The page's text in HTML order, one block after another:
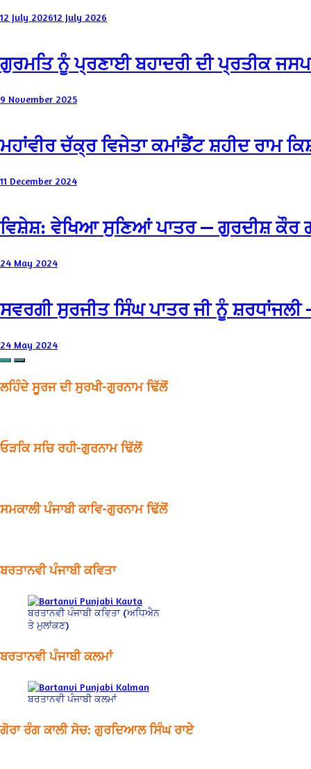
12 July 202612 July 2026
ਗੁਰਮਤਿ ਨੂੰ ਪ੍ਰਣਾਈ ਬਹਾਦਰੀ ਦੀ ਪ੍ਰਤੀਕ
9 November 2025
ਮਹਾਂਵੀਰ ਚੱਕ੍ਰ ਵਿਜੇਤਾ ਕਮਾਂਡੈਂਟ ਸ਼ਹੀਦ
11 December 2024
ਵਿਸ਼ੇਸ਼: ਵੇਖਿਆ ਸੁਣਿਆਂ ਪਾਤਰ — ਗੁਰਦੀਸ਼ ਕੌਰ
24 May 2024
ਸਵਰਗੀ ਸੁਰਜੀਤ ਸਿੰਘ ਪਾਤਰ ਜੀ ਨੂੰ
24 May 2024
ਲਹਿੰਦੇ ਸੂਰਜ ਦੀ ਸੁਰਖੀ-ਗੁਰਨਾਮ ਢਿੱਲੋਂ
ਓੜਕਿ ਸਚਿ ਰਹੀ-ਗੁਰਨਾਮ ਢਿੱਲੋਂ
ਸਮਕਾਲੀ ਪੰਜਾਬੀ ਕਾਵਿ-ਗੁਰਨਾਮ ਢਿੱਲੋਂ
ਬਰਤਾਨਵੀ ਪੰਜਾਬੀ ਕਵਿਤਾ
ਬਰਤਾਨਵੀ ਪੰਜਾਬੀ ਕਵਿਤਾ (ਅਧਿਐਨ
ਤੇ ਮੁਲਾਂਕਣ)
ਬਰਤਾਨਵੀ ਪੰਜਾਬੀ ਕਲਮਾਂ
ਬਰਤਾਨਵੀ ਪੰਜਾਬੀ ਕਲਮਾਂ
ਗੋਰਾ ਰੰਗ ਕਾਲੀ ਸੋਚ: ਗੁਰਦਿਆਲ ਸਿੰਘ ਰਾਏ